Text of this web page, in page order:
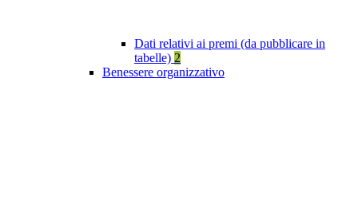
Dati relativi ai premi (da pubblicare in
tabelle) 2
Benessere organizzativo